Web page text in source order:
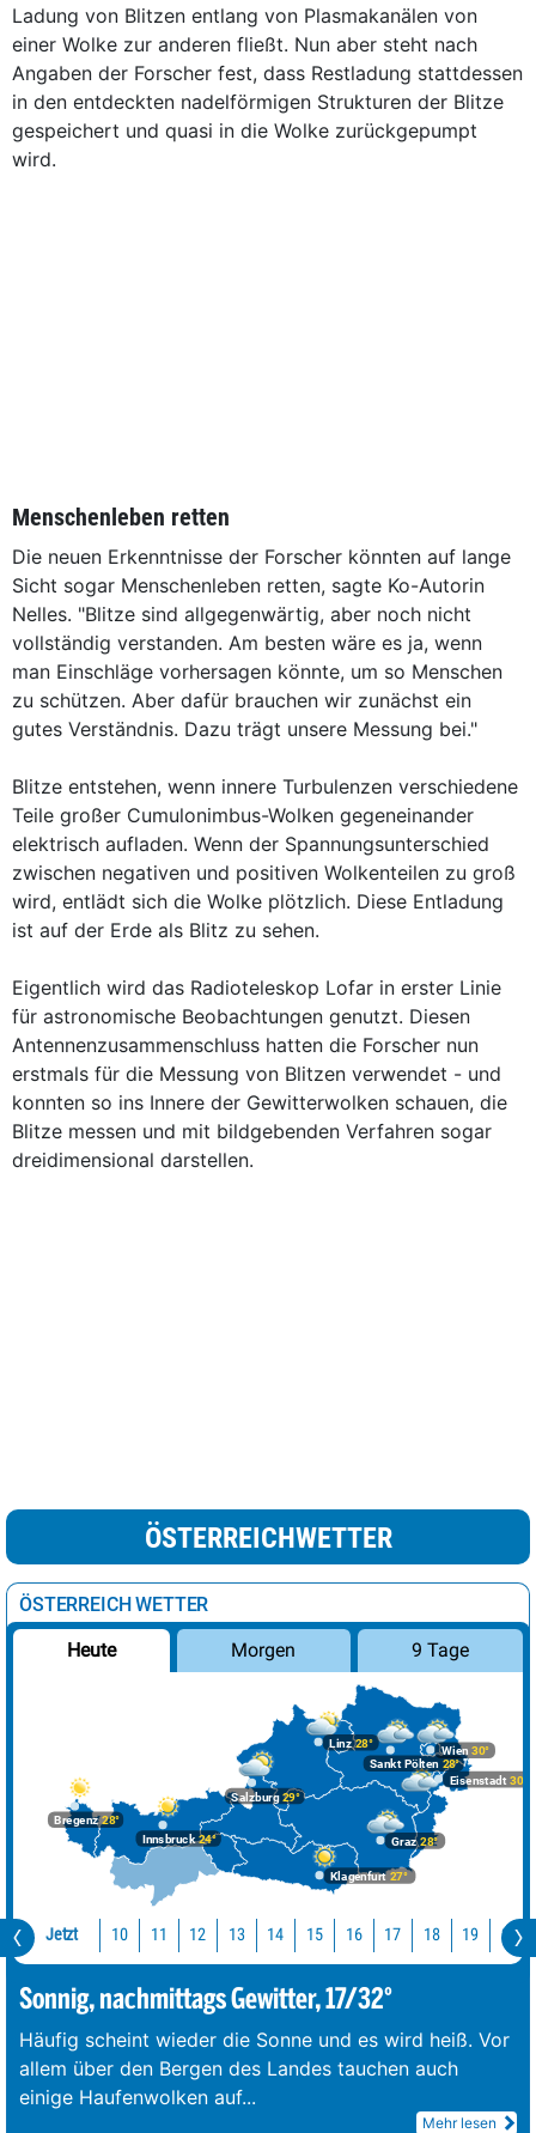
Ladung von Blitzen entlang von Plasmakanälen von
einer Wolke zur anderen fließt. Nun aber steht nach
Angaben der Forscher fest, dass Restladung stattdessen
in den entdeckten nadelförmigen Strukturen der Blitze
gespeichert und quasi in die Wolke zurückgepumpt
wird.
Menschenleben retten
Die neuen Erkenntnisse der Forscher könnten auf lange
Sicht sogar Menschenleben retten, sagte Ko-Autorin
Nelles. "Blitze sind allgegenwärtig, aber noch nicht
vollständig verstanden. Am besten wäre es ja, wenn
man Einschläge vorhersagen könnte, um so Menschen
zu schützen. Aber dafür brauchen wir zunächst ein
gutes Verständnis. Dazu trägt unsere Messung bei."
Blitze entstehen, wenn innere Turbulenzen verschiedene
Teile großer Cumulonimbus-Wolken gegeneinander
elektrisch aufladen. Wenn der Spannungsunterschied
zwischen negativen und positiven Wolkenteilen zu groß
wird, entlädt sich die Wolke plötzlich. Diese Entladung
ist auf der Erde als Blitz zu sehen.
Eigentlich wird das Radioteleskop Lofar in erster Linie
für astronomische Beobachtungen genutzt. Diesen
Antennenzusammenschluss hatten die Forscher nun
erstmals für die Messung von Blitzen verwendet - und
konnten so ins Innere der Gewitterwolken schauen, die
Blitze messen und mit bildgebenden Verfahren sogar
dreidimensional darstellen.
ÖSTERREICHWETTER
ÖSTERREICH WETTER
Heute Morgen 9 Tage
Bregenz28°
Graz28°
Innsbruck24°
Klagenfurt 27°
Linz28°
Salzburg29°
Wien 30°
Eisenstadt 30°
Sankt Pölten 28°
Jetzt 10 11 12 13 14 15 16 17 18 19 20
Sonnig, nachmittags Gewitter, 17/32°
Häufig scheint wieder die Sonne und es wird heiß. Vor
allem über den Bergen des Landes tauchen auch
einige Haufenwolken auf...
Mehr lesen